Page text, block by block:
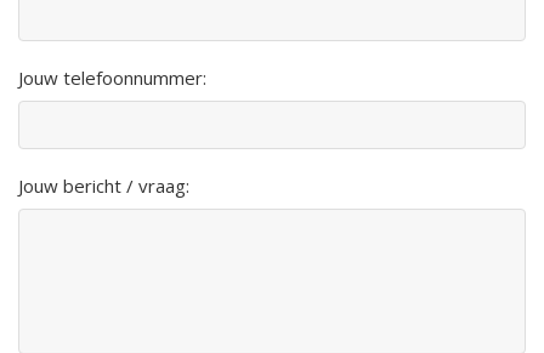
Jouw telefoonnummer:
Jouw bericht / vraag: